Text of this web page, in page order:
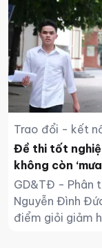
Trao đổi - kết
Đề thi tốt
không còn
GD&TĐ - Phân
Nguyễn Đình
điểm giỏi giảm